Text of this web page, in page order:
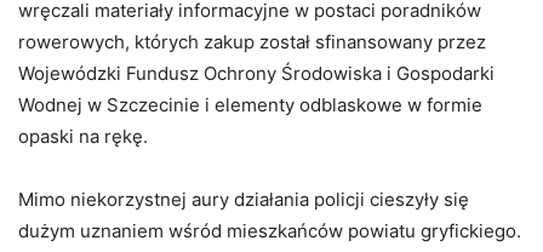
wręczali materiały informacyjne w postaci poradników
rowerowych, których zakup został sfinansowany przez
Wojewódzki Fundusz Ochrony Środowiska i Gospodarki
Wodnej w Szczecinie i elementy odblaskowe w formie
opaski na rękę.
Mimo niekorzystnej aury działania policji cieszyły się
dużym uznaniem wśród mieszkańców powiatu gryfickiego.